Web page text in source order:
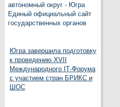
автономный округ - Югра
Единый официальный сайт
государственных органов
Югра завершила подготовку
к проведению XVII
Международного IT‑Форума
с участием стран БРИКС и
ШОС